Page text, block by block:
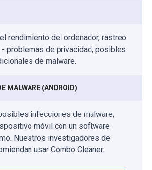
rendimiento del ordenador, rastreo
- problemas de privacidad, posibles
de malware.
MALWARE (ANDROID)
infecciones de malware,
móvil con un software
Nuestros investigadores de
usar Combo Cleaner.